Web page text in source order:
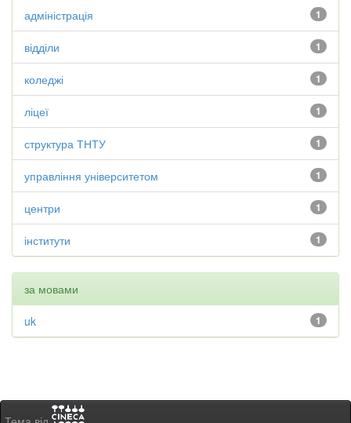
1
адміністрація
1
відділи
1
коледжі
1
ліцеї
1
структура ТНТУ
1
управління університетом
1
центри
1
інститути
за мовами
1
uk